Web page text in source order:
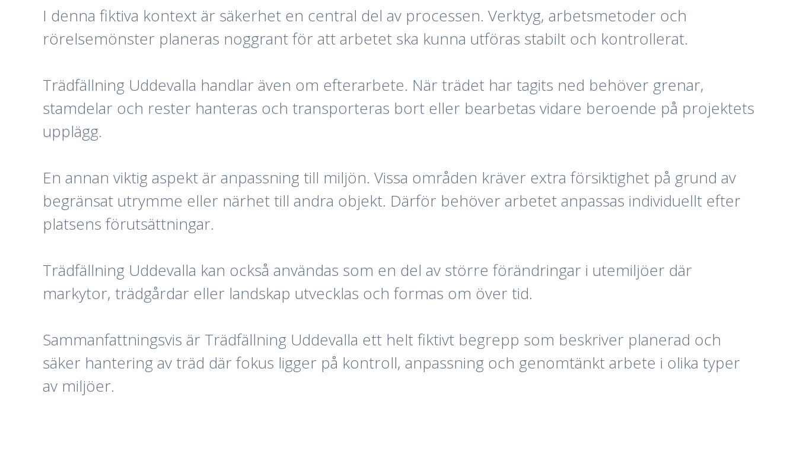
I denna fiktiva kontext är säkerhet en central del av processen. Verktyg, arbetsmetoder och
rörelsemönster planeras noggrant för att arbetet ska kunna utföras stabilt och kontrollerat.
Trädfällning Uddevalla handlar även om efterarbete. När trädet har tagits ned behöver grenar,
stamdelar och rester hanteras och transporteras bort eller bearbetas vidare beroende på projektets
upplägg.
En annan viktig aspekt är anpassning till miljön. Vissa områden kräver extra försiktighet på grund av
begränsat utrymme eller närhet till andra objekt. Därför behöver arbetet anpassas individuellt efter
platsens förutsättningar.
Trädfällning Uddevalla kan också användas som en del av större förändringar i utemiljöer där
markytor, trädgårdar eller landskap utvecklas och formas om över tid.
Sammanfattningsvis är Trädfällning Uddevalla ett helt fiktivt begrepp som beskriver planerad och
säker hantering av träd där fokus ligger på kontroll, anpassning och genomtänkt arbete i olika typer
av miljöer.